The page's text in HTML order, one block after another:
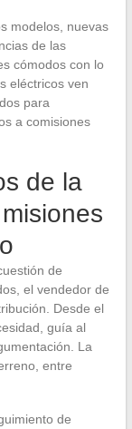
modelos, nuevas
de las
cómodos con lo
eléctricos ven
para
a comisiones
de la
de
el vendedor de
Desde el
guía al
La
entre
de